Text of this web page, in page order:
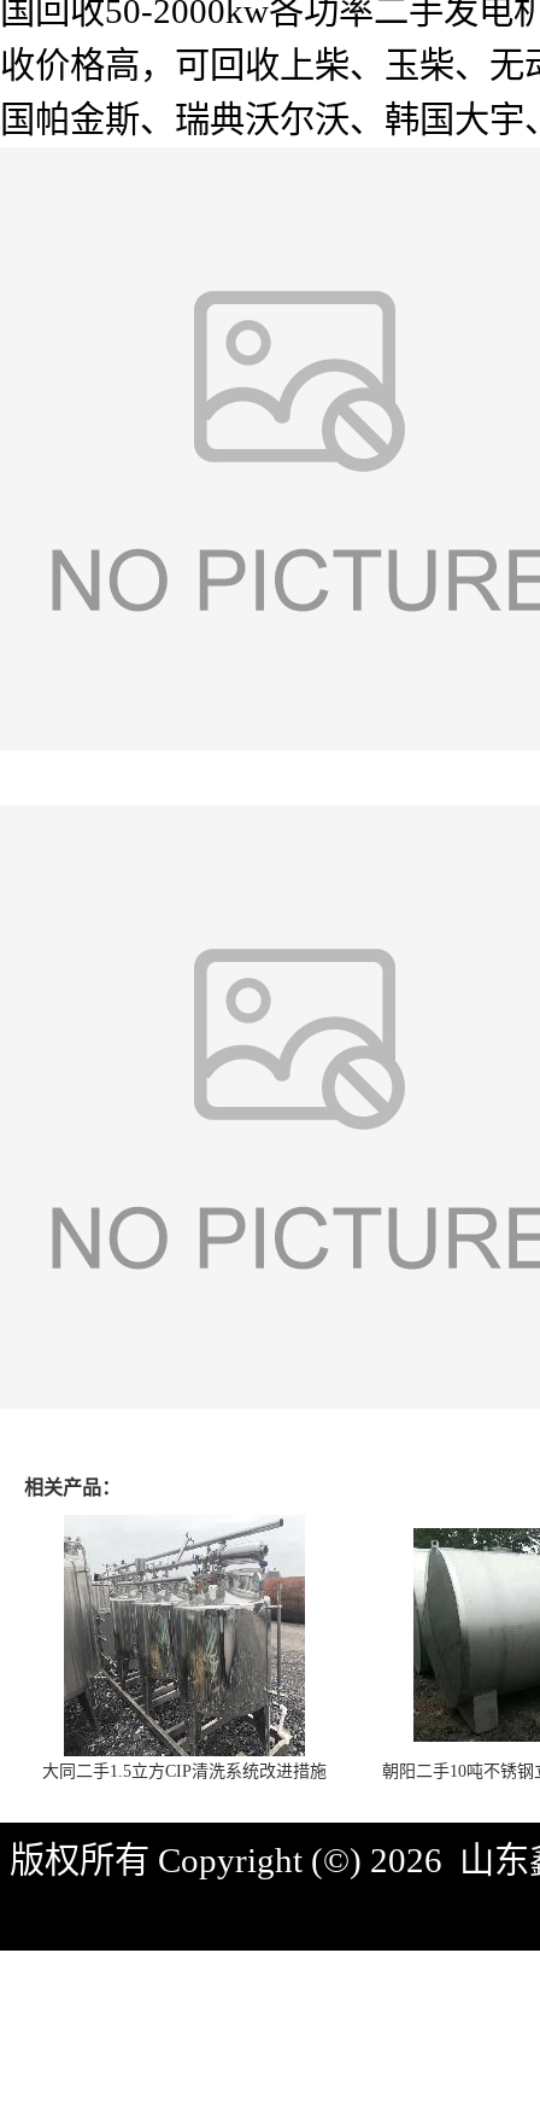
国回收50-2000kw各功率二手发
收价格高，可回收上柴、玉柴、
国帕金斯、瑞典沃尔沃、韩国大
相关产品：
大同二手1.5立方CIP清洗系统改进措施 朝阳二手10吨不锈
版权所有 Copyright (©) 2026 山